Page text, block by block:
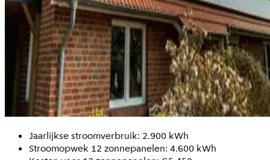
Jaarlijkse stroomverbruik: 2.900 kWh
Stroomopwek 12 zonnepanelen: 4.600 kWh